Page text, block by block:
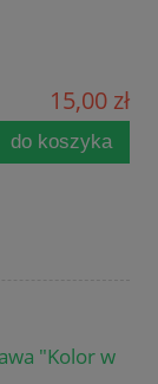
15,00 zł
do koszyka
"Kolor w